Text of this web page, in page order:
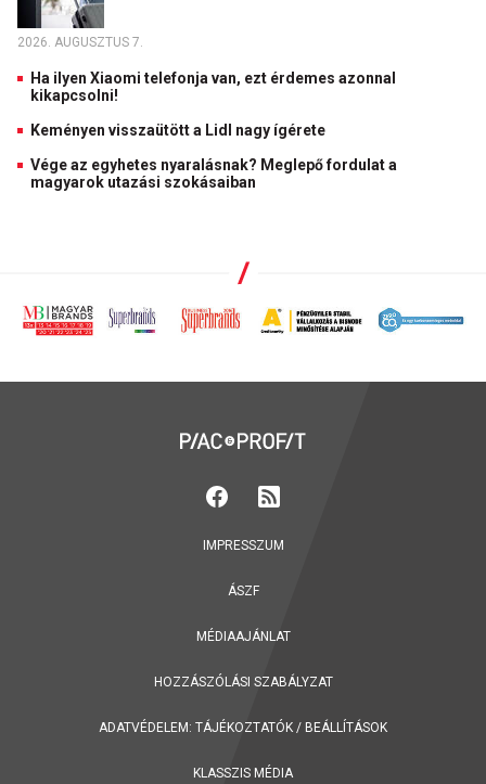
2026. AUGUSZTUS 7.
Ha ilyen Xiaomi telefonja van, ezt érdemes azonnal
kikapcsolni!
Keményen visszaütött a Lidl nagy ígérete
Vége az egyhetes nyaralásnak? Meglepő fordulat a
magyarok utazási szokásaiban
IMPRESSZUM
ÁSZF
MÉDIAAJÁNLAT
HOZZÁSZÓLÁSI SZABÁLYZAT
ADATVÉDELEM: TÁJÉKOZTATÓK / BEÁLLÍTÁSOK
KLASSZIS MÉDIA